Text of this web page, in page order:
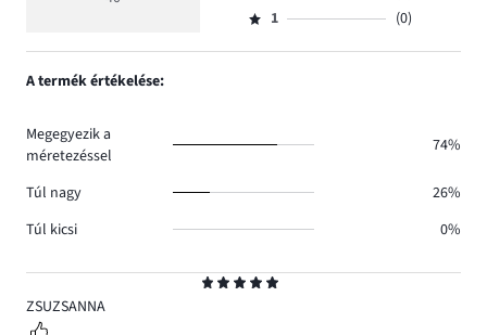
5
ZSUZSANNA
35.
száma
szavazatok
2,
Osztályzat
1,
1 (0)
A termék értékelése:
Megegyezik a
méretezéssel
74%
Túl nagy
26%
Túl kicsi
0%